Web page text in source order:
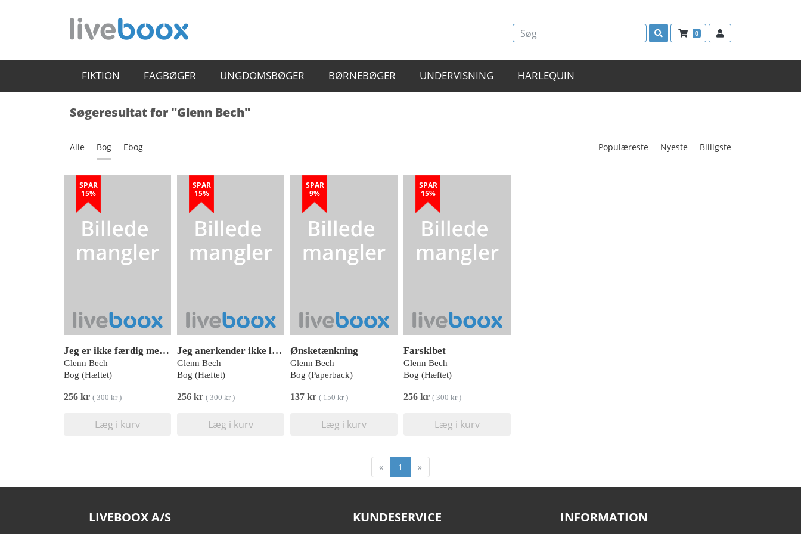
0
FIKTION FAGBØGER UNGDOMSBØGER BØRNEBØGER UNDERVISNING HARLEQUIN
Søgeresultat for "Glenn Bech"
Alle Bog Ebog Populæreste Nyeste Billigste
SPAR
15%
Jeg er ikke færdig med dig
Glenn Bech
Bog (Hæftet)
256 kr ( 300 kr)
Læg i kurv
SPAR
15%
Jeg anerkender ikke længere jeres autoritet
Glenn Bech
Bog (Hæftet)
256 kr ( 300 kr)
Læg i kurv
SPAR
9%
Ønsketænkning
Glenn Bech
Bog (Paperback)
137 kr ( 150 kr)
Læg i kurv
SPAR
15%
Farskibet
Glenn Bech
Bog (Hæftet)
256 kr ( 300 kr)
Læg i kurv
« 1 »
LIVEBOOX A/S KUNDESERVICE INFORMATION